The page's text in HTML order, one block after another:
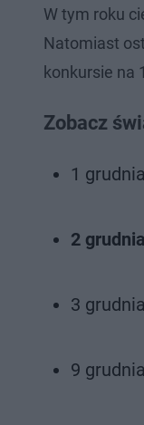
W tym roku
Natomiast
konkursie na
Zobacz
1
2
3
9